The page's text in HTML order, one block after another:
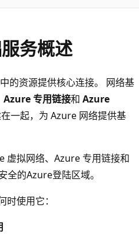
务概述
的资源提供核心连接。 网络基
Azure 专用链接和 Azure
一起，为 Azure 网络提供基
虚拟网络、Azure 专用链接和
全的Azure登陆区域。
使用它：